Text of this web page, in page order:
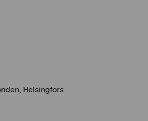
Helsingfors